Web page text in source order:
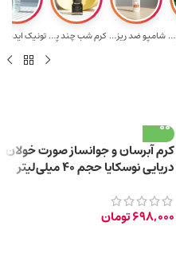
رول-ژل فیلر و م... شامپو ضد ریزش و... کرم شب چند پپتی... تونیک ایده
کرم آبرسان و جوانساز صورت خولان
دریایی نوسکایا حجم 40 میلی‌لیتر
698,000تومان